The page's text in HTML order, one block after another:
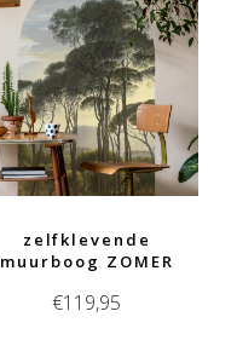
zelfklevende
muurboog ZOMER
€119,95